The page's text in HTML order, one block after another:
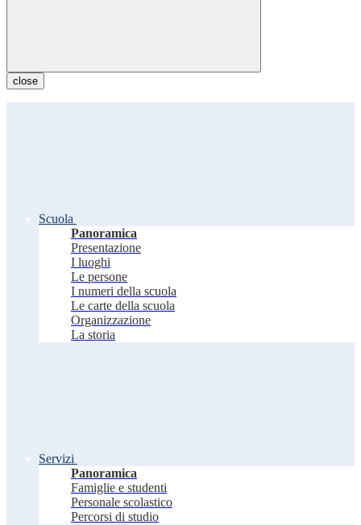
close
Scuola
Panoramica
Presentazione
I luoghi
Le persone
I numeri della scuola
Le carte della scuola
Organizzazione
La storia
Servizi
Panoramica
Famiglie e studenti
Personale scolastico
Percorsi di studio